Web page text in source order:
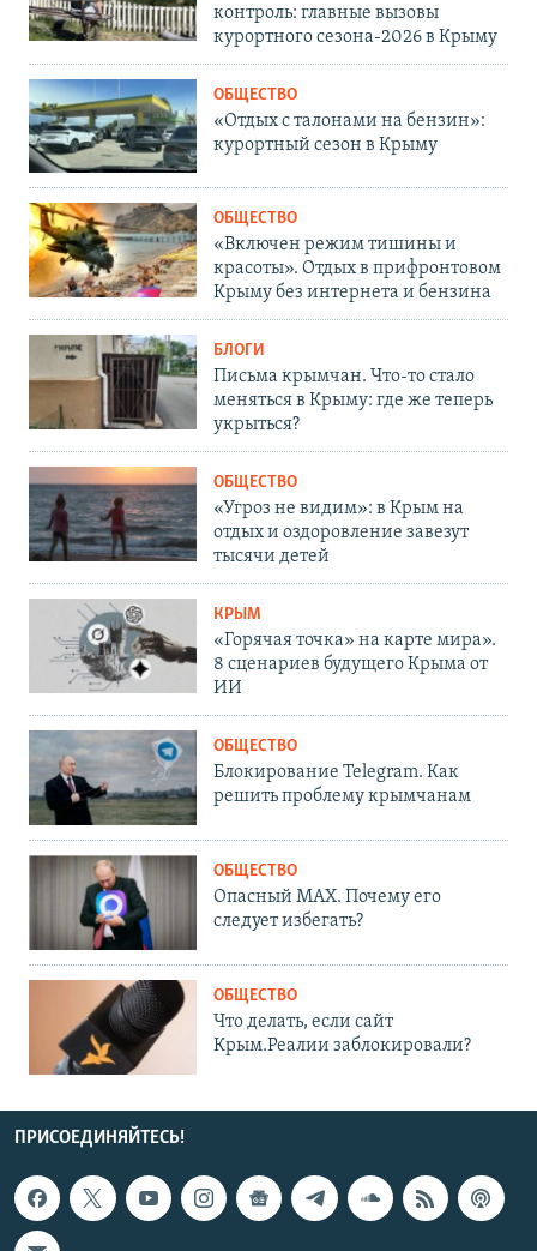
контроль: главные вызовы
курортного сезона-2026 в Крыму
ОБЩЕСТВО
«Отдых с талонами на бензин»:
курортный сезон в Крыму
ОБЩЕСТВО
«Включен режим тишины и
красоты». Отдых в прифронтовом
Крыму без интернета и бензина
БЛОГИ
Письма крымчан. Что-то стало
меняться в Крыму: где же теперь
укрыться?
ОБЩЕСТВО
«Угроз не видим»: в Крым на
отдых и оздоровление завезут
тысячи детей
КРЫМ
«Горячая точка» на карте мира».
8 сценариев будущего Крыма от
ИИ
ОБЩЕСТВО
Блокирование Telegram. Как
решить проблему крымчанам
ОБЩЕСТВО
Опасный MAX. Почему его
следует избегать?
ОБЩЕСТВО
Что делать, если сайт
Крым.Реалии заблокировали?
ПРИСОЕДИНЯЙТЕСЬ!